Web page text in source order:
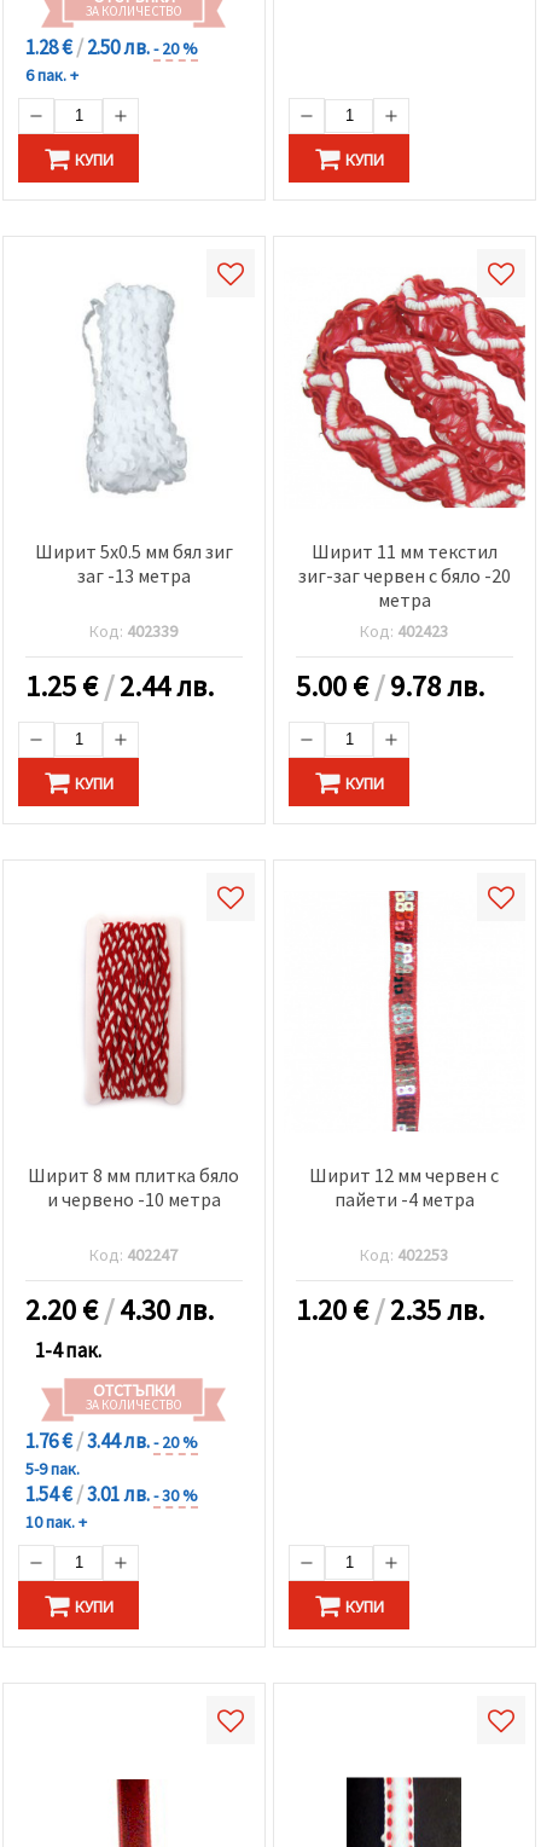
ЗА КОЛИЧЕСТВО
1.28 €/2.50 лв.- 20 %
6 пак. +
КУПИ КУПИ
Ширит 5x0.5 мм бял зиг
заг -13 метра
Код: 402339
1.25€/2.44 лв.
КУПИ
Ширит 11 мм текстил
зиг-заг червен с бяло -20
метра
Код: 402423
5.00€/9.78 лв.
КУПИ
Ширит 8 мм плитка бяло
и червено -10 метра
Код: 402247
2.20€/4.30 лв.
1-4 пак.
ОТСТЪПКИ
ЗА КОЛИЧЕСТВО
1.76 €/3.44 лв.- 20 %
5-9 пак.
1.54 €/3.01 лв.- 30 %
10 пак. +
КУПИ
Ширит 12 мм червен с
пайети -4 метра
Код: 402253
1.20€/2.35 лв.
КУПИ